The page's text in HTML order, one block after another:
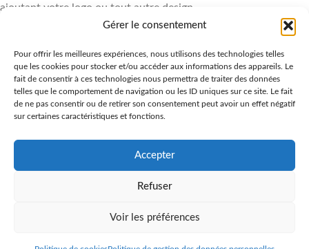
Gérer le consentement
Pour offrir les meilleures expériences, nous utilisons des technologies telles
que les cookies pour stocker et/ou accéder aux informations des appareils. Le
fait de consentir à ces technologies nous permettra de traiter des données
telles que le comportement de navigation ou les ID uniques sur ce site. Le fait
de ne pas consentir ou de retirer son consentement peut avoir un effet négatif
sur certaines caractéristiques et fonctions.
Accepter
Refuser
Voir les préférences
ajoutant votre logo ou tout autre design
18, rue Paul Héroult - 49460 Montreuil Juigné
DERNIÈRES ACTUALITÉS
LIENS UTILES
Tous droits réservésDistrinet 2024 | RéalisationLes Agences du
Web.